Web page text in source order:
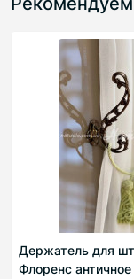
Держатель для
Флоренс античное